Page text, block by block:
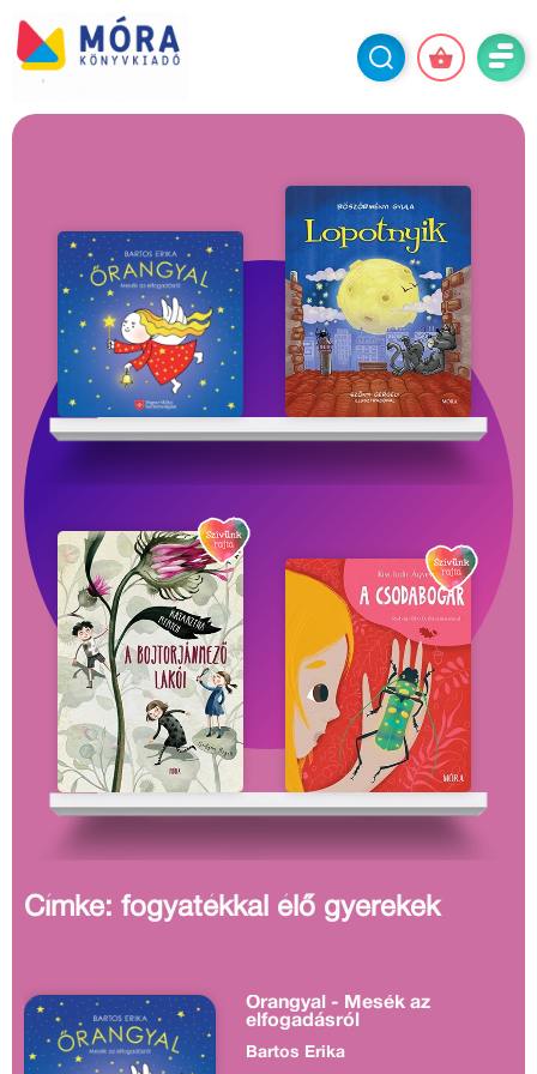
Címke: fogyatékkal élő gyerekek
Őrangyal - Mesék az
elfogadásról
Bartos Erika